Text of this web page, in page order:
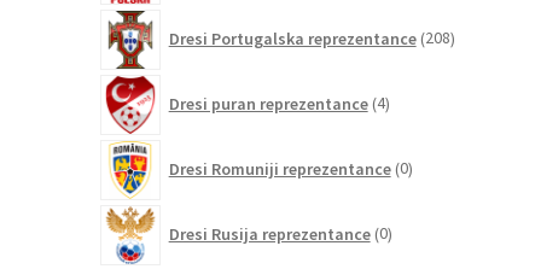
Dresi Portugalska reprezentance 208izdelkov
Dresi puran reprezentance 4izdelki
Dresi Romuniji reprezentance 0izdelkov
Dresi Rusija reprezentance 0izdelkov